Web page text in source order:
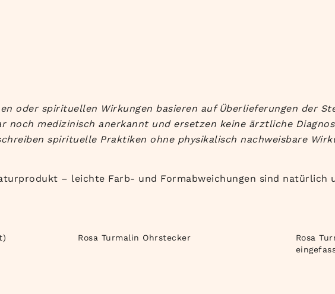
oder spirituellen Wirkungen basieren auf Überlieferungen der
noch medizinisch anerkannt und ersetzen keine ärztliche
spirituelle Praktiken ohne physikalisch nachweisbare
– leichte Farb- und Formabweichungen sind natürlich
Rosa Turmalin Ohrstecker
Rosa